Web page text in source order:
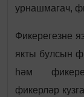
урнашмагач,
Фикерегезне
якты булсын
һәм
фикерләр